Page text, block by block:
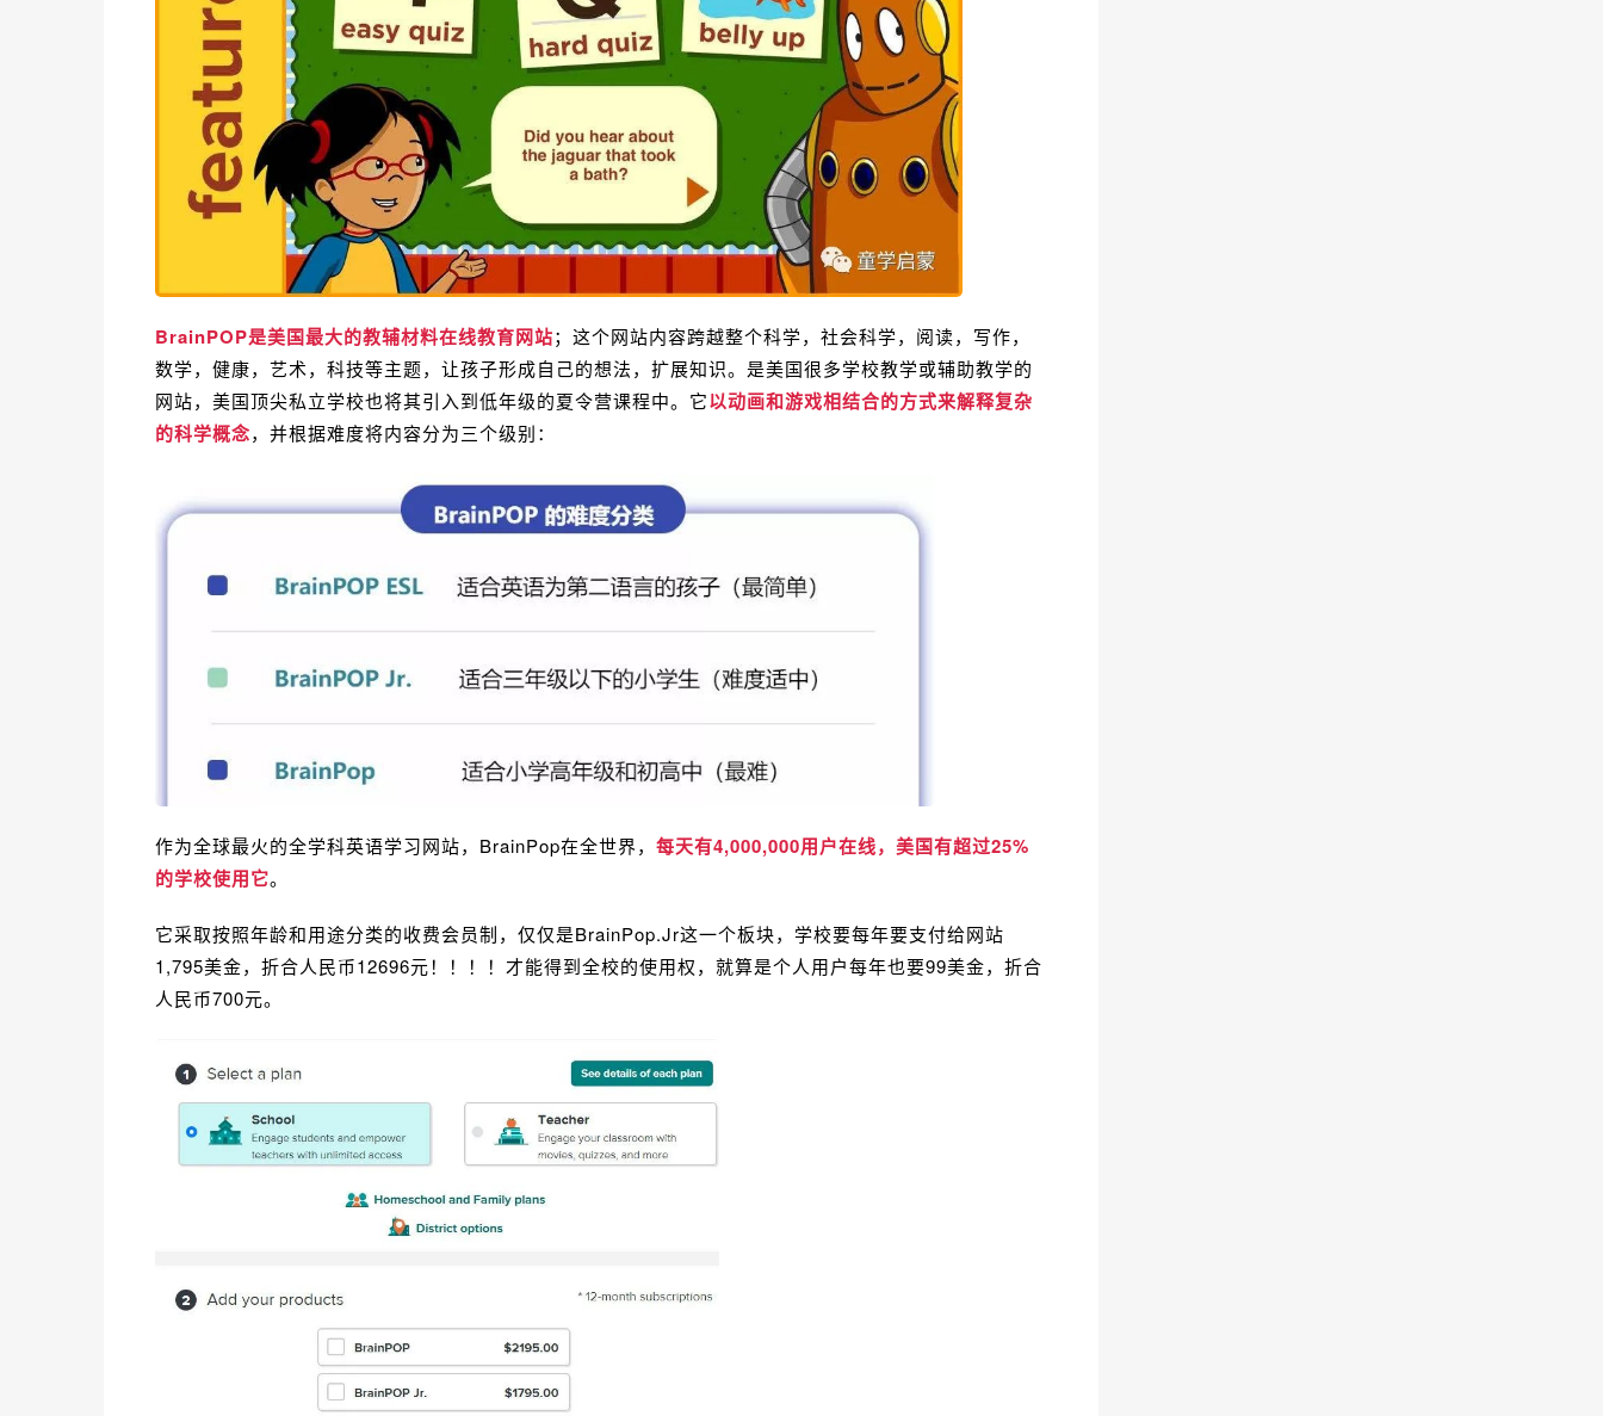
BrainPOP是美国最大的教辅材料在线教育网站；这个网站内容跨越整个科学，社会科学，阅读，写作，
数学，健康，艺术，科技等主题，让孩子形成自己的想法，扩展知识。是美国很多学校教学或辅助教学的
网站，美国顶尖私立学校也将其引入到低年级的夏令营课程中。它以动画和游戏相结合的方式来解释复杂
的科学概念，并根据难度将内容分为三个级别：
作为全球最火的全学科英语学习网站，BrainPop在全世界， 每天有4,000,000用户在线，美国有超过25%
的学校使用它。
它采取按照年龄和用途分类的收费会员制，仅仅是BrainPop.Jr这一个板块，学校要每年要支付给网站
1,795美金，折合人民币12696元！！！！才能得到全校的使用权，就算是个人用户每年也要99美金，折合
人民币700元。